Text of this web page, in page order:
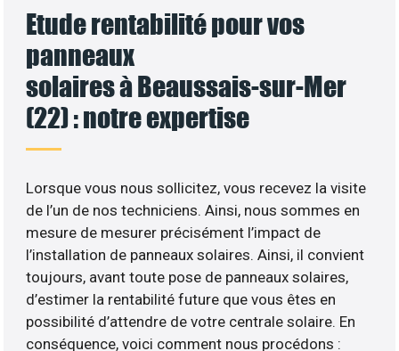
Etude rentabilité pour vos
panneaux
solaires à Beaussais-sur-Mer
(22) : notre expertise
Lorsque vous nous sollicitez, vous recevez la visite
de l’un de nos techniciens. Ainsi, nous sommes en
mesure de mesurer précisément l’impact de
l’installation de panneaux solaires. Ainsi, il convient
toujours, avant toute pose de panneaux solaires,
d’estimer la rentabilité future que vous êtes en
possibilité d’attendre de votre centrale solaire. En
conséquence, voici comment nous procédons :